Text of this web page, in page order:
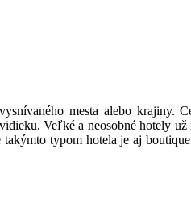
mesta alebo krajiny.
Veľké a neosobné hotely už
typom hotela je aj